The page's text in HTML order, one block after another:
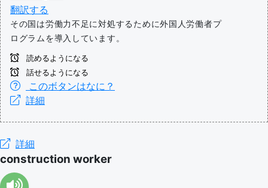
翻訳する
その国は労働力不足に対処するために外国人労働者プ
ログラムを導入しています。
読めるようになる
話せるようになる
このボタンはなに？
詳細
詳細
construction worker